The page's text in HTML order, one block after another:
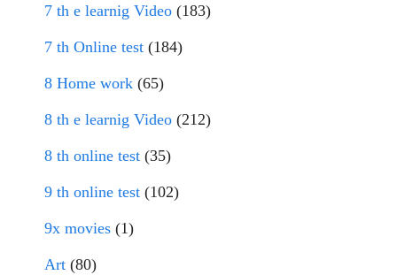
7 th e learnig Video (183)
7 th Online test (184)
8 Home work (65)
8 th e learnig Video (212)
8 th online test (35)
9 th online test (102)
9x movies (1)
Art (80)